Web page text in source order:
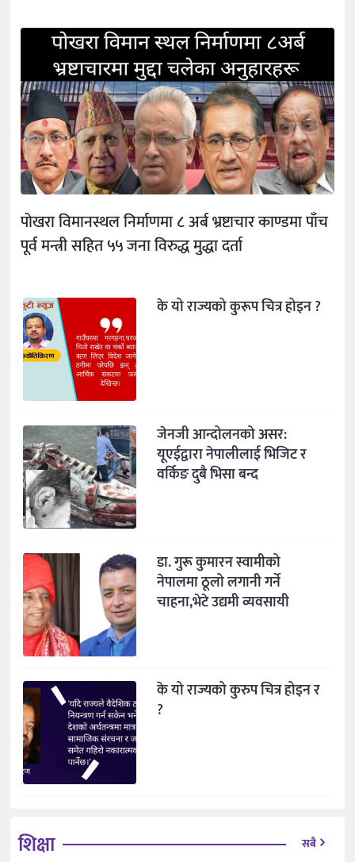
पोखरा विमानस्थल निर्माणमा ८ अर्ब भ्रष्टाचार काण्डमा पाँच
पूर्व मन्त्री सहित ५५ जना विरुद्ध मुद्धा दर्ता
के यो राज्यको कुरूप चित्र होइन ?
जेनजी आन्दोलनको असर:
यूएईद्वारा नेपालीलाई भिजिट र
वर्किङ दुबै भिसा बन्द
डा. गुरू कुमारन स्वामीको
नेपालमा ठूलो लगानी गर्ने
चाहना,भेटे उद्यमी व्यवसायी
के यो राज्यको कुरुप चित्र होइन र
?
शिक्षा सबै